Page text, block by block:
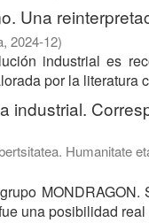
Una
, 2024-12)
industrial es
por la literatura
industrial.
Humanitate
una posibilidad